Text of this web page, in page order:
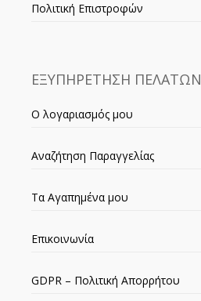
Πολιτική Επιστροφών
ΕΞΥΠΗΡΕΤΗΣΗ ΠΕΛΑΤΩΝ
Ο λογαριασμός μου
Αναζήτηση Παραγγελίας
Τα Αγαπημένα μου
Επικοινωνία
GDPR – Πολιτική Απορρήτου